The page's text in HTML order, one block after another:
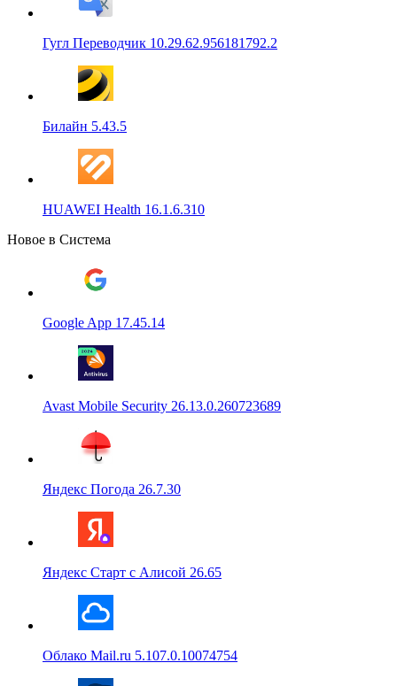
Гугл Переводчик 10.29.62.956181792.2
Билайн 5.43.5
HUAWEI Health 16.1.6.310
Новое в Система
Google App 17.45.14
Avast Mobile Security 26.13.0.260723689
Яндекс Погода 26.7.30
Яндекс Старт с Алисой 26.65
Облако Mail.ru 5.107.0.10074754